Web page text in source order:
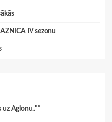
IV sezonu
uz Aglonu.."”